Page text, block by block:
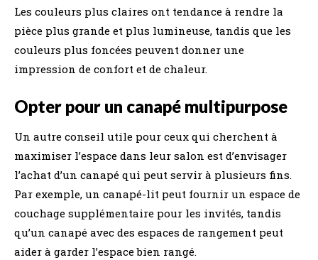
Les couleurs plus claires ont tendance à rendre la
pièce plus grande et plus lumineuse, tandis que les
couleurs plus foncées peuvent donner une
impression de confort et de chaleur.
Opter pour un canapé multipurpose
Un autre conseil utile pour ceux qui cherchent à
maximiser l’espace dans leur salon est d’envisager
l’achat d’un canapé qui peut servir à plusieurs fins.
Par exemple, un canapé-lit peut fournir un espace de
couchage supplémentaire pour les invités, tandis
qu’un canapé avec des espaces de rangement peut
aider à garder l’espace bien rangé.